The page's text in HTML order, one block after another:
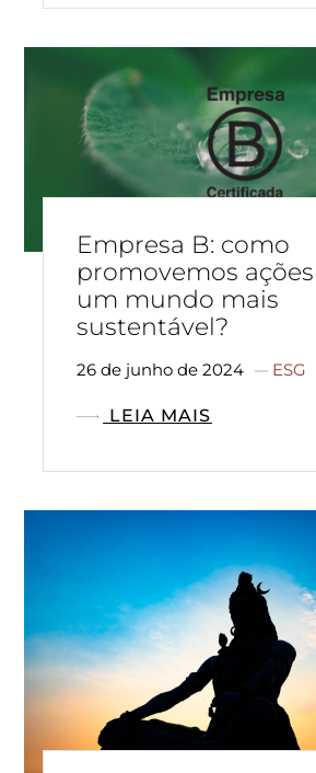
Empresa B: como
promovemos
um mundo mais
sustentável?
26 de junho de 2024 ESG
LEIA MAIS